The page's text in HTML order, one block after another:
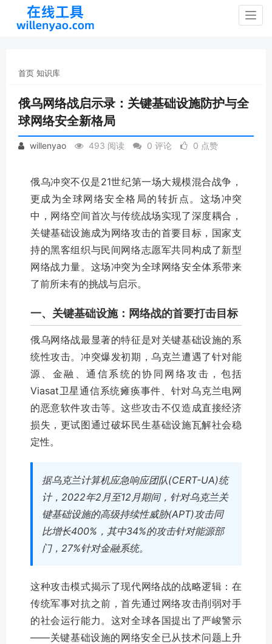
首页 知识库
俄乌网络战启示录：关键基础设施防护与全
球网络安全新格局
willenyao 493 阅读 0 评论 0 点赞
俄乌冲突不仅是21世纪第一场大规模混合战争，
更成为全球网络安全格局的转折点。这场冲突
中，网络空间首次与传统战场实现了深度耦合，
关键基础设施成为网络攻击的首要目标，国家支
持的黑客组织与民间网络志愿军共同构成了新型
网络战力量。这场冲突为全球网络安全体系带来
了前所未有的挑战与启示。
一、关键基础设施：网络战的首要打击目标
俄乌网络战最显著的特征是对关键基础设施的系
统性攻击。冲突爆发初期，乌克兰遭遇了针对能
源、金融、通信系统的协同网络攻击，包括
Viasat卫星通信系统瘫痪事件、针对乌克兰电网
的恶意软件攻击等。这些攻击不仅造成直接经济
损失，更试图通过破坏民生基础设施瓦解社会稳
定性。
据乌克兰计算机应急响应团队(CERT-UA)统
计，2022年2月至12月期间，针对乌克兰关
键基础设施的高级持续性威胁(APT)攻击同
比增长400%，其中34%的攻击针对能源部
门，27%针对金融系统。
这种攻击模式揭示了现代网络战的战略逻辑：在
传统军事对抗之前，首先通过网络攻击削弱对手
的社会运行能力。这对全球各国提出了严峻警示
——关键基础设施的网络安全已从技术问题上升